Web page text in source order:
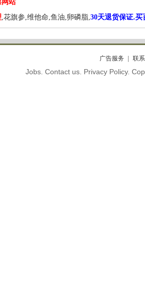
站
,花旗参,维他命,鱼油,卵磷脂,30天退货保证.买
广告服务 联
Jobs. Contact us. Privacy Policy.